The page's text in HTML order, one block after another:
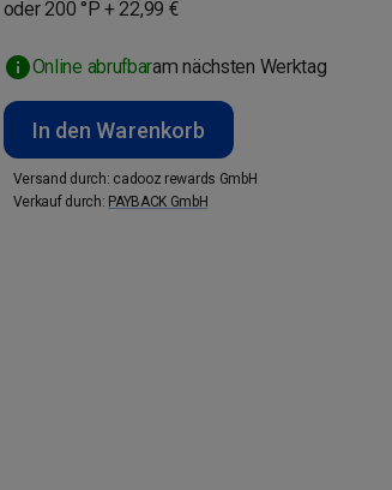
oder 200 °P + 22,99 €
Online abrufbaram nächsten Werktag
In den Warenkorb
Versand durch: cadooz rewards GmbH
Verkauf durch: PAYBACK GmbH